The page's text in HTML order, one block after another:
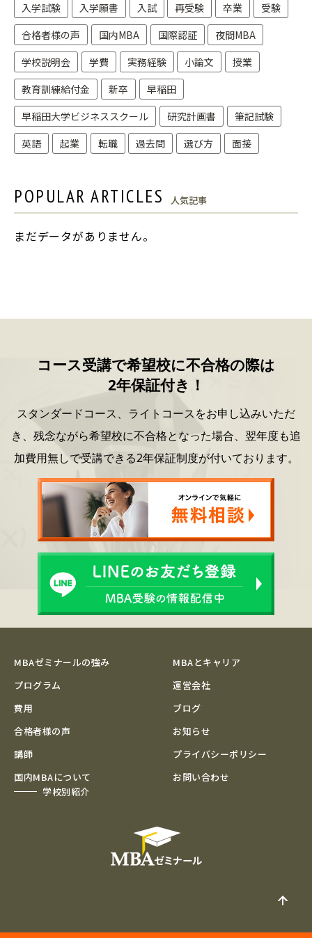
入学試験
入学願書 入試 再受験 卒業
受験
合格者様の声
国内MBA 国際認証
夜間MBA
学校説明会
学費 実務経験 小論文
授業
教育訓練給付金
新卒
早稲田
早稲田大学ビジネススクール
研究計画書
筆記試験
英語
起業 転職 過去問 選び方 面接
POPULAR ARTICLES 人気記事
まだデータがありません。
コース受講で希望校に不合格の際は
2年保証付き！
スタンダードコース、ライトコースをお申し込みいただ
き、 残念ながら希望校に不合格となった場合、 翌年度も追
加費用無しで受講できる2年保証制度が付いております。
MBAゼミナールの強み
プログラム
費用
合格者様の声
講師
国内MBAについて
学校別紹介
MBAとキャリア
運営会社
ブログ
お知らせ
プライバシーポリシー
お問い合わせ